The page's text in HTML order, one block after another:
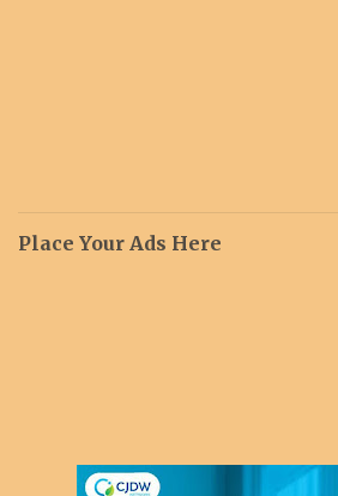
Place Your Ads Here